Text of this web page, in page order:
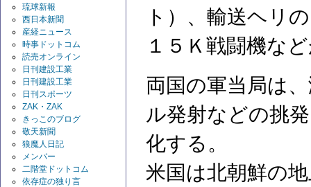
琉球新報
西日本新聞
産経ニュース
時事ドットコム
読売オンライン
日刊建設工業
日刊建設工業
日刊スポーツ
ZAK・ZAK
きっこのブログ
敬天新聞
狼魔人日記
メンバー
二階堂ドットコム
依存症の独り言
ト）、輸送ヘリ
１５Ｋ戦闘機な
両国の軍当局は
ル発射などの挑
化する。
米国は北朝鮮の